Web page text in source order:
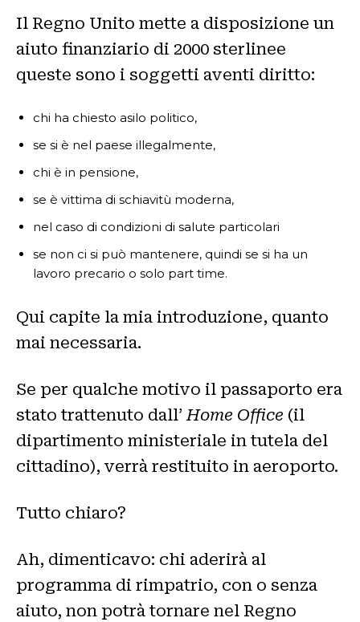
Il Regno Unito mette a disposizione un
aiuto finanziario di 2000 sterlinee
queste sono i soggetti aventi diritto:
chi ha chiesto asilo politico,
se si è nel paese illegalmente,
chi è in pensione,
se è vittima di schiavitù moderna,
nel caso di condizioni di salute particolari
se non ci si può mantenere, quindi se si ha un
lavoro precario o solo part time.
Qui capite la mia introduzione, quanto
mai necessaria.
Se per qualche motivo il passaporto era
stato trattenuto dall’Home Office (il
dipartimento ministeriale in tutela del
cittadino), verrà restituito in aeroporto.
Tutto chiaro?
Ah, dimenticavo: chi aderirà al
programma di rimpatrio, con o senza
aiuto, non potrà tornare nel Regno